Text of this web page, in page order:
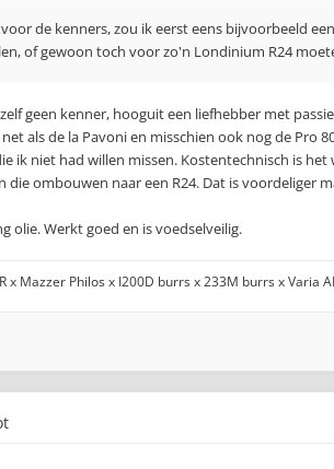
voor de kenners, zou ik eerst eens bijvoorbeeld
of gewoon toch voor zo'n Londinium R24
geen kenner, hooguit een liefhebber met
als de la Pavoni en misschien ook nog de Pro
ik niet had willen missen. Kostentechnisch is
die ombouwen naar een R24. Dat is voordeliger
olie. Werkt goed en is voedselveilig.
x Mazzer Philos x I200D burrs x 233M burrs x Varia